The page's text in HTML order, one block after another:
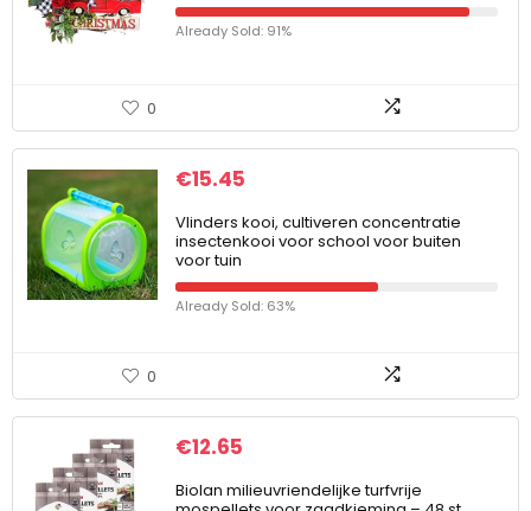
Already Sold: 91%
0
€15.45
Vlinders kooi, cultiveren concentratie
insectenkooi voor school voor buiten
voor tuin
Already Sold: 63%
0
€12.65
Biolan milieuvriendelijke turfvrije